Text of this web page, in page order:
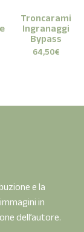
Troncarami
Ingranaggi
Bypass
64,50€
e la
in
dell’autore.